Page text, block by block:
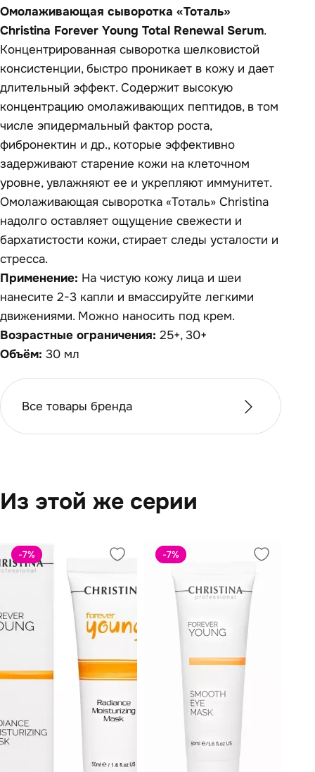
Омолаживающая сыворотка «Тоталь»
Christina Forever Young Total Renewal Serum.
Концентрированная сыворотка шелковистой
консистенции, быстро проникает в кожу и дает
длительный эффект. Содержит высокую
концентрацию омолаживающих пептидов, в том
числе эпидермальный фактор роста,
фибронектин и др., которые эффективно
задерживают старение кожи на клеточном
уровне, увлажняют ее и укрепляют иммунитет.
Омолаживающая сыворотка «Тоталь» Christina
надолго оставляет ощущение свежести и
бархатистости кожи, стирает следы усталости и
стресса.
Применение: На чистую кожу лица и шеи
нанесите 2-3 капли и вмассируйте легкими
движениями. Можно наносить под крем.
Возрастные ограничения: 25+, 30+
Объём: 30 мл
Все товары бренда
Из этой же серии
-7% -7%